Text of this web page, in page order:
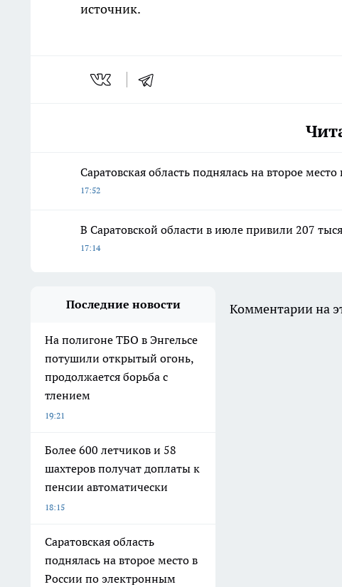
источник.
Саратовская область поднялась на второе
17:52
В Саратовской области в июле привили 207
17:14
Последние новости
На полигоне ТБО в Энгельсе
потушили открытый огонь,
продолжается борьба с
тлением
19:21
Более 600 летчиков и 58
шахтеров получат доплаты к
пенсии автоматически
18:15
Саратовская область
поднялась на второе место в
России по электронным
Комментарии на